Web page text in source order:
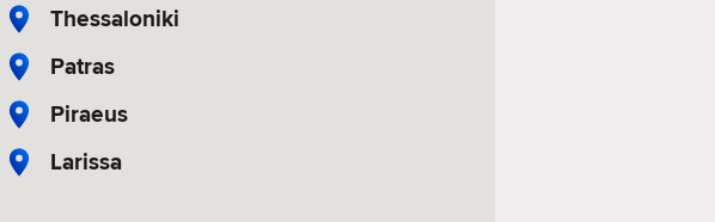
Thessaloniki
Patras
Piraeus
Larissa